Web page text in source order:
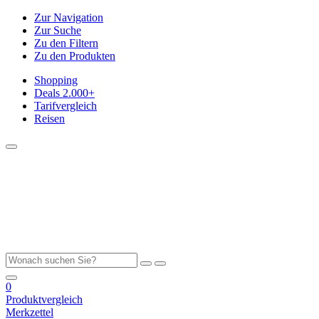
Zur Navigation
Zur Suche
Zu den Filtern
Zu den Produkten
Shopping
Deals 2.000+
Tarifvergleich
Reisen
0
Produktvergleich
Merkzettel